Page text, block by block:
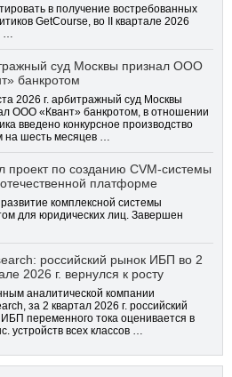
в получение востребованных
GetCourse, во II квартале 2026
…
суд Москвы признал ООО
банкротом
2026 г. арбитражный суд Москвы
ООО «Квант» банкротом, в отношении
введено конкурсное производство
на шесть месяцев …
проект по созданию CVM-системы
платформе
комплексной системы
для юридических лиц. Завершен
российский рынок ИБП во 2
2026 г. вернулся к росту
аналитической компании
за 2 квартал 2026 г. российский
переменного тока оценивается в
устройств всех классов …